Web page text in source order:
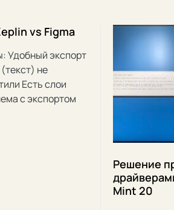
vs Figma
Удобный экспорт
не
Есть слои
с экспортом
Решение
Mint 20